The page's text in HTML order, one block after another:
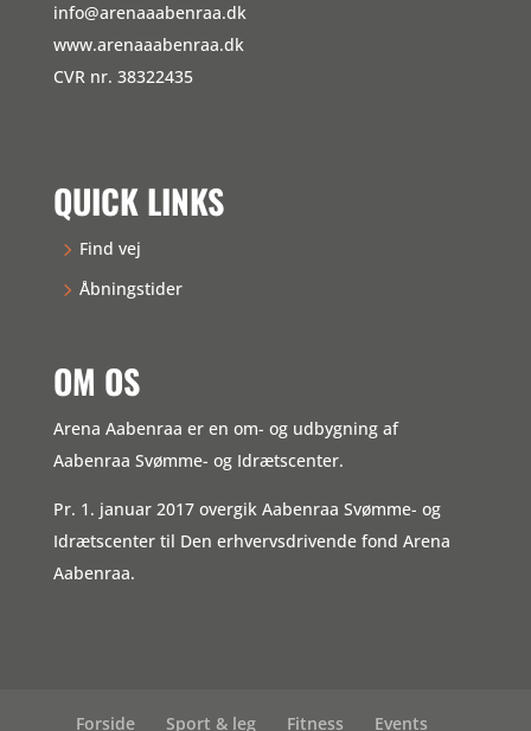
info@arenaaabenraa.dk
www.arenaaabenraa.dk
CVR nr. 38322435
QUICK LINKS
Find vej
Åbningstider
OM OS
Arena Aabenraa er en om- og udbygning af
Aabenraa Svømme- og Idrætscenter.
Pr. 1. januar 2017 overgik Aabenraa Svømme- og
Idrætscenter til Den erhvervsdrivende fond Arena
Aabenraa.
Forside Sport & leg Fitness Events